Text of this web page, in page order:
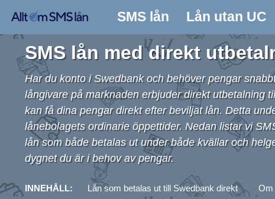
SMS lån Lån utan UC
SMS lån med direkt
Har du konto i Swedbank och behöver pengar
långivare på marknaden erbjuder direkt utbetalning
kan få dina pengar direkt efter beviljat lån. Detta
lånebolagets ordinarie öppettider. Nedan listar vi
lån som både betalas ut under både kvällar och
dygnet du är i behov av pengar.
INNEHÅLL: Lån som betalas ut till Swedbank direkt Om